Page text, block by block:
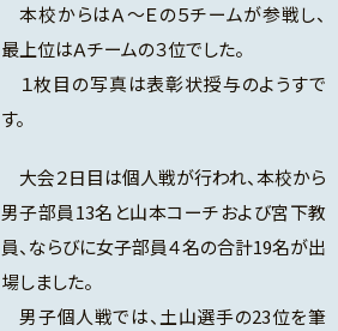
本校からはＡ～Ｅの５チームが参戦し、
最上位はＡチームの３位でした。
１枚目の写真は表彰状授与のようすで
す。
大会２日目は個人戦が行われ、本校から
男子部員13名と山本コーチおよび宮下教
員、ならびに女子部員４名の合計19名が出
場しました。
男子個人戦では、土山選手の23位を筆